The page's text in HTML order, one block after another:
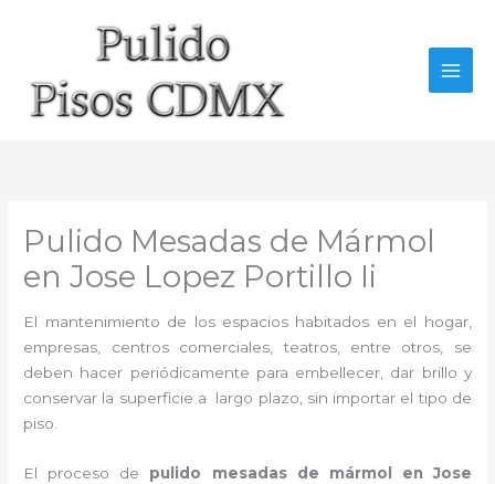
Pulido Mesadas de Mármol
en Jose Lopez Portillo Ii
El mantenimiento de los espacios habitados en el hogar,
empresas, centros comerciales, teatros, entre otros, se
deben hacer periódicamente para embellecer, dar brillo y
conservar la superficie a largo plazo, sin importar el tipo de
piso.
El proceso de pulido mesadas de mármol en Jose